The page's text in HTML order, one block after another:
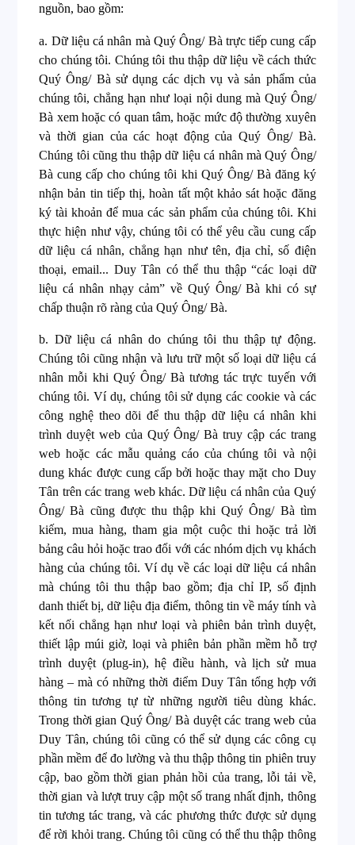
nguồn, bao gồm:
a. Dữ liệu cá nhân mà Quý Ông/ Bà trực tiếp cung cấp
cho chúng tôi. Chúng tôi thu thập dữ liệu về cách thức
Quý Ông/ Bà sử dụng các dịch vụ và sản phẩm của
chúng tôi, chẳng hạn như loại nội dung mà Quý Ông/
Bà xem hoặc có quan tâm, hoặc mức độ thường xuyên
và thời gian của các hoạt động của Quý Ông/ Bà.
Chúng tôi cũng thu thập dữ liệu cá nhân mà Quý Ông/
Bà cung cấp cho chúng tôi khi Quý Ông/ Bà đăng ký
nhận bản tin tiếp thị, hoàn tất một khảo sát hoặc đăng
ký tài khoản để mua các sản phẩm của chúng tôi. Khi
thực hiện như vậy, chúng tôi có thể yêu cầu cung cấp
dữ liệu cá nhân, chẳng hạn như tên, địa chỉ, số điện
thoại, email... Duy Tân có thể thu thập “các loại dữ
liệu cá nhân nhạy cảm” về Quý Ông/ Bà khi có sự
chấp thuận rõ ràng của Quý Ông/ Bà.
b. Dữ liệu cá nhân do chúng tôi thu thập tự động.
Chúng tôi cũng nhận và lưu trữ một số loại dữ liệu cá
nhân mỗi khi Quý Ông/ Bà tương tác trực tuyến với
chúng tôi. Ví dụ, chúng tôi sử dụng các cookie và các
công nghệ theo dõi để thu thập dữ liệu cá nhân khi
trình duyệt web của Quý Ông/ Bà truy cập các trang
web hoặc các mẫu quảng cáo của chúng tôi và nội
dung khác được cung cấp bởi hoặc thay mặt cho Duy
Tân trên các trang web khác. Dữ liệu cá nhân của Quý
Ông/ Bà cũng được thu thập khi Quý Ông/ Bà tìm
kiếm, mua hàng, tham gia một cuộc thi hoặc trả lời
bảng câu hỏi hoặc trao đổi với các nhóm dịch vụ khách
hàng của chúng tôi. Ví dụ về các loại dữ liệu cá nhân
mà chúng tôi thu thập bao gồm; địa chỉ IP, số định
danh thiết bị, dữ liệu địa điểm, thông tin về máy tính và
kết nối chẳng hạn như loại và phiên bản trình duyệt,
thiết lập múi giờ, loại và phiên bản phần mềm hỗ trợ
trình duyệt (plug-in), hệ điều hành, và lịch sử mua
hàng – mà có những thời điểm Duy Tân tổng hợp với
thông tin tương tự từ những người tiêu dùng khác.
Trong thời gian Quý Ông/ Bà duyệt các trang web của
Duy Tân, chúng tôi cũng có thể sử dụng các công cụ
phần mềm để đo lường và thu thập thông tin phiên truy
cập, bao gồm thời gian phản hồi của trang, lỗi tải về,
thời gian và lượt truy cập một số trang nhất định, thông
tin tương tác trang, và các phương thức được sử dụng
để rời khỏi trang. Chúng tôi cũng có thể thu thập thông